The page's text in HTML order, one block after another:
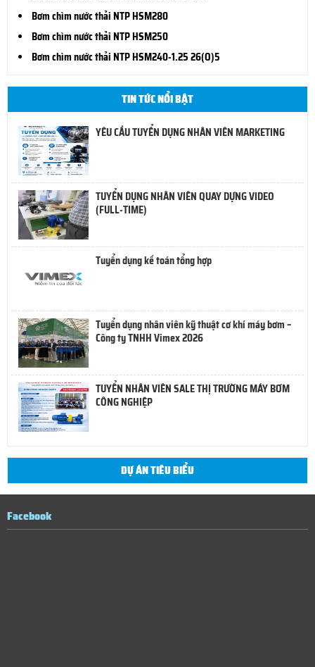
Bơm chìm nước thải NTP HSM280
Bơm chìm nước thải NTP HSM250
Bơm chìm nước thải NTP HSM240-1.25 26(O)5
TIN TỨC NỔI BẬT
YÊU CẦU TUYỂN DỤNG NHÂN VIÊN MARKETING
TUYỂN DỤNG NHÂN VIÊN QUAY DỰNG VIDEO
(FULL-TIME)
Tuyển dụng kế toán tổng hợp
Tuyển dụng nhân viên kỹ thuật cơ khí máy bơm –
Công ty TNHH Vimex 2026
TUYỂN NHÂN VIÊN SALE THỊ TRƯỜNG MÁY BƠM
CÔNG NGHIỆP
DỰ ÁN TIÊU BIỂU
Facebook